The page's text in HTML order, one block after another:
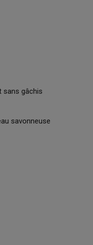
sans gâchis
savonneuse